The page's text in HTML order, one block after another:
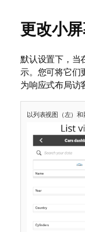
更改小
默认设置下，当
示。您可将它们
为响应式布局访
以列表视图（左）